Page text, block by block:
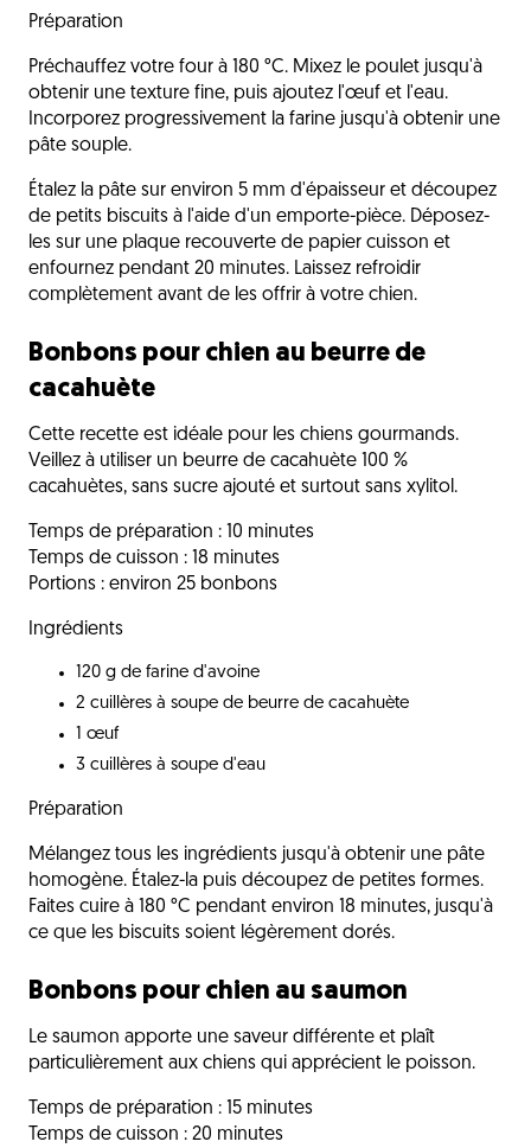
Préparation
Préchauffez votre four à 180 °C. Mixez le poulet jusqu'à
obtenir une texture fine, puis ajoutez l'œuf et l'eau.
Incorporez progressivement la farine jusqu'à obtenir une
pâte souple.
Étalez la pâte sur environ 5 mm d'épaisseur et découpez
de petits biscuits à l'aide d'un emporte-pièce. Déposez-
les sur une plaque recouverte de papier cuisson et
enfournez pendant 20 minutes. Laissez refroidir
complètement avant de les offrir à votre chien.
Bonbons pour chien au beurre de
cacahuète
Cette recette est idéale pour les chiens gourmands.
Veillez à utiliser un beurre de cacahuète 100 %
cacahuètes, sans sucre ajouté et surtout sans xylitol.
Temps de préparation : 10 minutes
Temps de cuisson : 18 minutes
Portions : environ 25 bonbons
Ingrédients
120 g de farine d'avoine
2 cuillères à soupe de beurre de cacahuète
1 œuf
3 cuillères à soupe d'eau
Préparation
Mélangez tous les ingrédients jusqu'à obtenir une pâte
homogène. Étalez-la puis découpez de petites formes.
Faites cuire à 180 °C pendant environ 18 minutes, jusqu'à
ce que les biscuits soient légèrement dorés.
Bonbons pour chien au saumon
Le saumon apporte une saveur différente et plaît
particulièrement aux chiens qui apprécient le poisson.
Temps de préparation : 15 minutes
Temps de cuisson : 20 minutes